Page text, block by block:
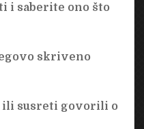
i saberite ono što
skriveno
ili susreti govorili o